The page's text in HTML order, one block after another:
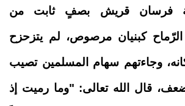
فرسان قريش بصفٍ ثابت من
كبنيان مرصوص، لم يتزحزح
وجاءتهم سهام المسلمين تصيب
قال الله تعالى: "وما رميت إذ